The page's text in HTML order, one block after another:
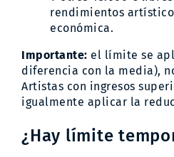
rendimientos
económica.
Importante: el límite se
diferencia con la media),
Artistas con ingresos
igualmente aplicar la
¿Hay límite